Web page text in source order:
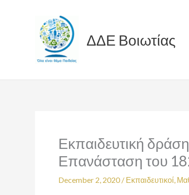
ΔΔΕ Βοιωτίας
Εκπαιδευτική
Επανάσταση του
December 2, 2020 / Εκπαιδευτικοί,